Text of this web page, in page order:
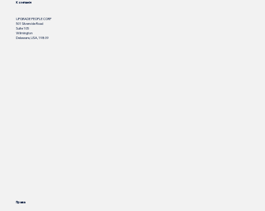
Компанія
UPGRADE PEOPLE CORP
501 Silverside Road
Suite 105
Wilmington
Delaware, USA, 19809
Права